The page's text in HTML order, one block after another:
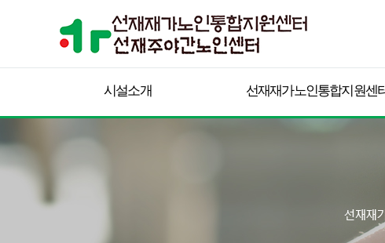
시설소개 선재재가노인통합지원센